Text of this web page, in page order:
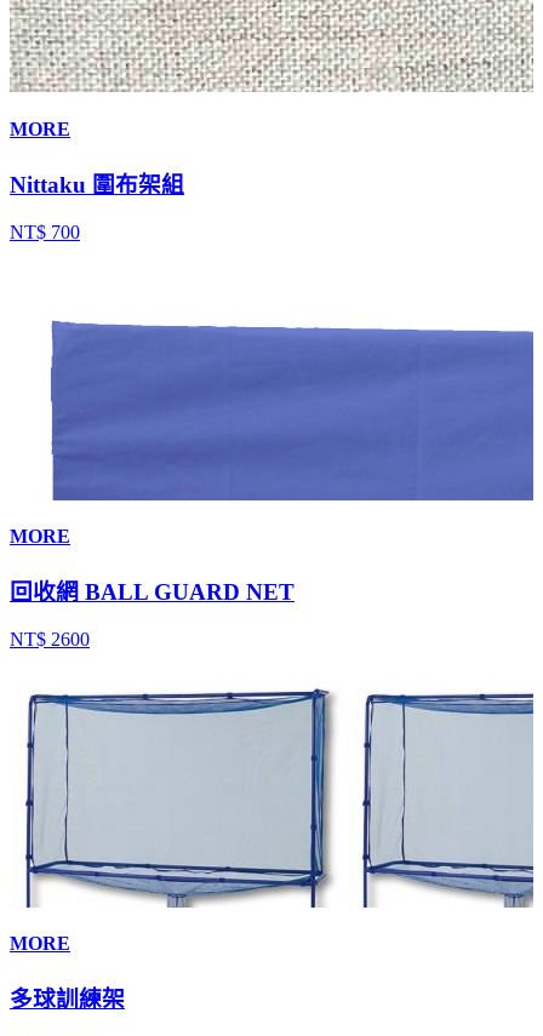
MORE
Nittaku 圍布架組
NT$ 700
MORE
回收網 BALL GUARD NET
NT$ 2600
MORE
多球訓練架